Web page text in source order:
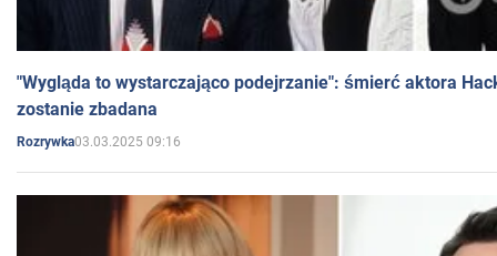
"Wygląda to wystarczająco podejrzanie": śmierć aktora
zostanie zbadana
Rozrywka03.03.2025 09:16